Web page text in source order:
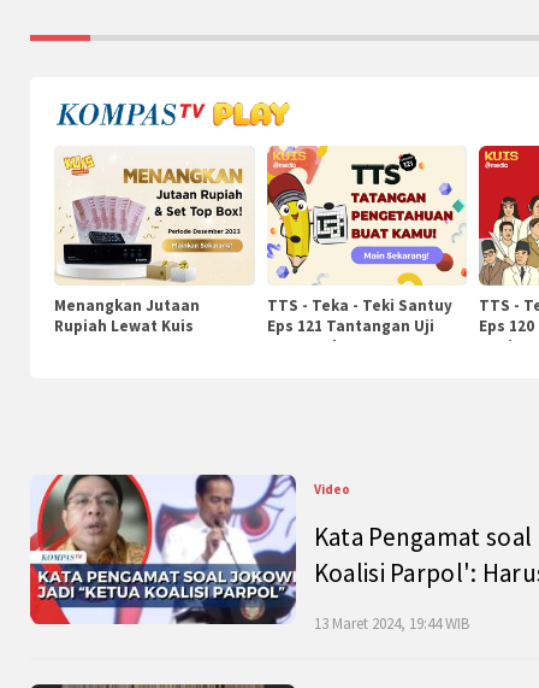
Menangkan Jutaan
Rupiah Lewat Kuis
TTS - Teka - Teki Santuy
Eps 121 Tantangan Uji
Pengetahuan
TTS -
Eps
Video
Kata Pengamat
Koalisi Parpol':
13 Maret 2024, 19:44 WIB